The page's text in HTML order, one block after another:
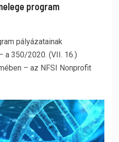
program
pályázatainak
a 350/2020. (VII. 16.)
– az NFSI Nonprofit